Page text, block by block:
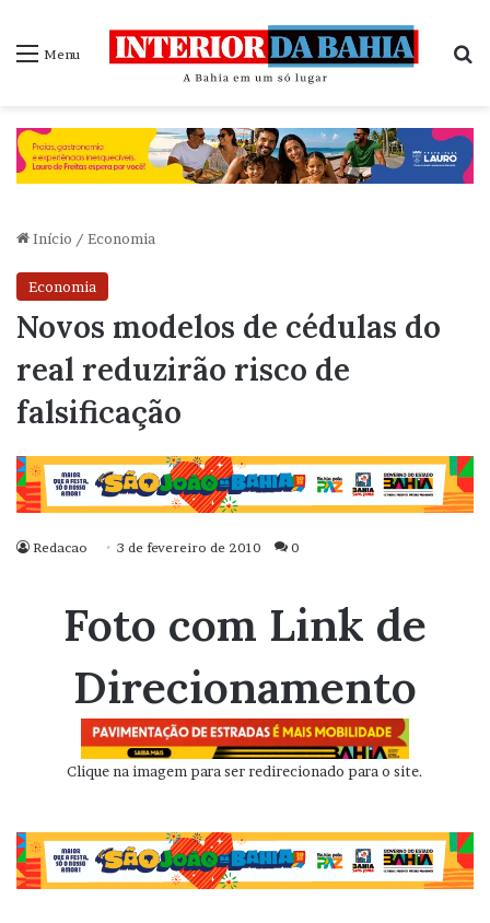
Menu
Início / Economia
Economia
Novos modelos de cédulas do
real reduzirão risco de
falsificação
Redacao 3 de fevereiro de 2010 0
Foto com Link de
Direcionamento
Clique na imagem para ser redirecionado para o site.